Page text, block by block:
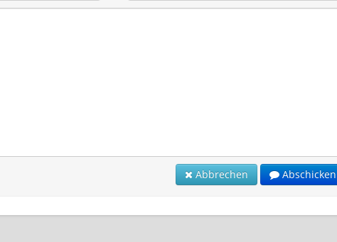
Abbrechen Abschicken